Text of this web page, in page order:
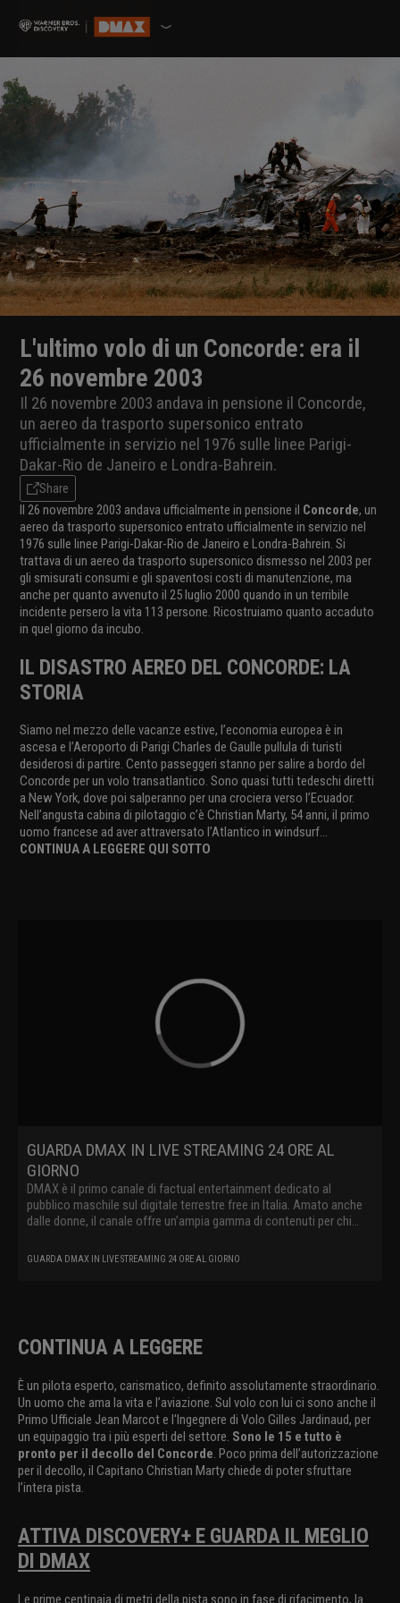
L'ultimo volo di un Concorde: era il
26 novembre 2003
Il 26 novembre 2003 andava in pensione il Concorde,
un aereo da trasporto supersonico entrato
ufficialmente in servizio nel 1976 sulle linee Parigi-
Dakar-Rio de Janeiro e Londra-Bahrein.
Share
Il 26 novembre 2003 andava ufficialmente in pensione il Concorde, un
aereo da trasporto supersonico entrato ufficialmente in servizio nel
1976 sulle linee Parigi-Dakar-Rio de Janeiro e Londra-Bahrein. Si
trattava di un aereo da trasporto supersonico dismesso nel 2003 per
gli smisurati consumi e gli spaventosi costi di manutenzione, ma
anche per quanto avvenuto il 25 luglio 2000 quando in un terribile
incidente persero la vita 113 persone. Ricostruiamo quanto accaduto
in quel giorno da incubo.
IL DISASTRO AEREO DEL CONCORDE: LA
STORIA
Siamo nel mezzo delle vacanze estive, l’economia europea è in
ascesa e l’Aeroporto di Parigi Charles de Gaulle pullula di turisti
desiderosi di partire. Cento passeggeri stanno per salire a bordo del
Concorde per un volo transatlantico. Sono quasi tutti tedeschi diretti
a New York, dove poi salperanno per una crociera verso l’Ecuador.
Nell’angusta cabina di pilotaggio c’è Christian Marty, 54 anni, il primo
uomo francese ad aver attraversato l’Atlantico in windsurf...
CONTINUA A LEGGERE QUI SOTTO
GUARDA DMAX IN LIVE STREAMING 24 ORE AL
GIORNO
DMAX è il primo canale di factual entertainment dedicato al
pubblico maschile sul digitale terrestre free in Italia. Amato anche
dalle donne, il canale offre un’ampia gamma di contenuti per chi
coinvolgenti e racconta storie vere spingendo lo spettatore a
GUARDA DMAX IN LIVE STREAMING 24 ORE AL GIORNO
CONTINUA A LEGGERE
È un pilota esperto, carismatico, definito assolutamente straordinario.
Un uomo che ama la vita e l’aviazione. Sul volo con lui ci sono anche il
Primo Ufficiale Jean Marcot e l'Ingegnere di Volo Gilles Jardinaud, per
un equipaggio tra i più esperti del settore. Sono le 15 e tutto è
pronto per il decollo del Concorde . Poco prima dell’autorizzazione
per il decollo, il Capitano Christian Marty chiede di poter sfruttare
l’intera pista.
ATTIVA DISCOVERY+ E GUARDA IL MEGLIO
DI DMAX
Le prime centinaia di metri della pista sono in fase di rifacimento, la